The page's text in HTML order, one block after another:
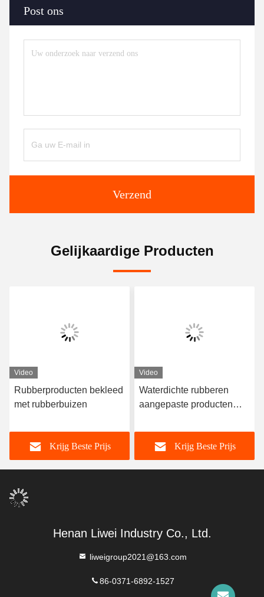
Post ons
Verzend
Gelijkaardige Producten
Video
Rubberproducten bekleed
met rubberbuizen
Krijg Beste Prijs
Video
Waterdichte rubberen
aangepaste producten
zegelring
Krijg Beste Prijs
Henan Liwei Industry Co., Ltd.
liweigroup2021@163.com
86-0371-6892-1527